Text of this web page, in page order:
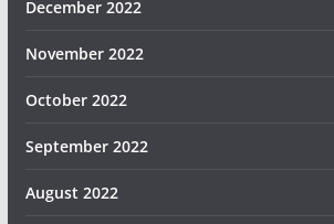
December 2022
November 2022
October 2022
September 2022
August 2022